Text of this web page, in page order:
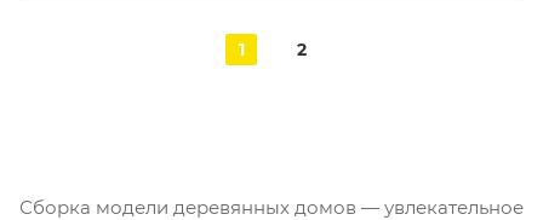
1 2
Сборка модели деревянных домов — увлекательное